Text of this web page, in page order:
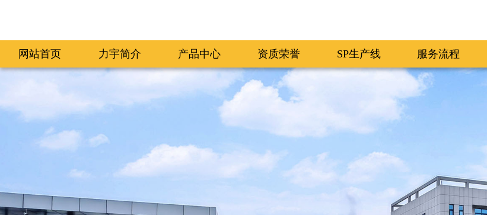
网站首页 力宇简介 产品中心 资质荣誉 SP生产线 服务流程